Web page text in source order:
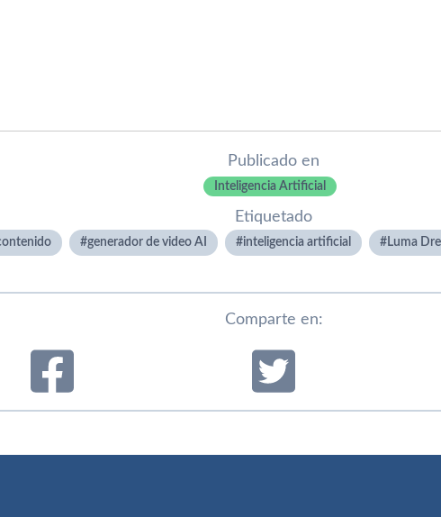
Publicado en
Inteligencia Artificial
Etiquetado
generador de video AI inteligencia artificial Luma
Comparte en: